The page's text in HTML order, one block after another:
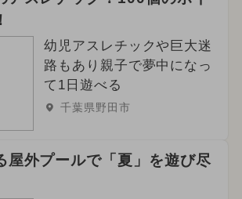
ョン
イベント
イベント
イベント
幼児アスレチックや巨大迷
路もあり親子で夢中になっ
て1日遊べる
千葉県野田市
屋外プールで「夏」を遊び尽